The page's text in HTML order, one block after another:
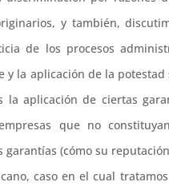
y también,
de los procesos
la aplicación de la
la aplicación de ciertas
que no
garantías (cómo su
caso en el cual